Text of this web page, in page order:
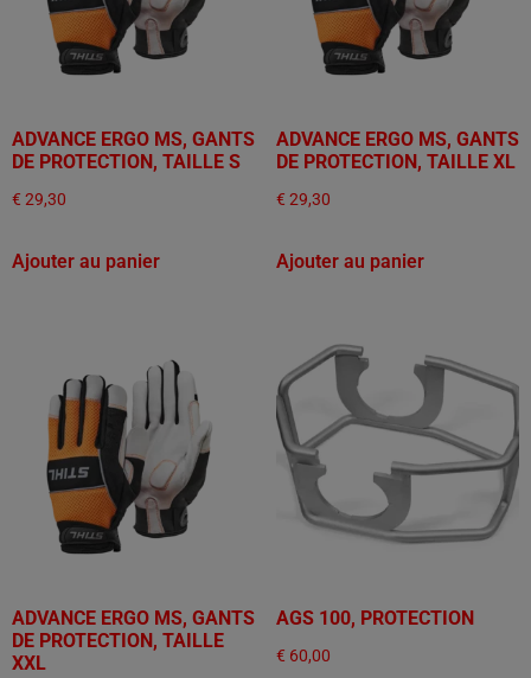
ADVANCE ERGO MS, GANTS
DE PROTECTION, TAILLE S
€ 29,30
Ajouter au panier
ADVANCE ERGO MS, GANTS
DE PROTECTION, TAILLE XL
€ 29,30
Ajouter au panier
ADVANCE ERGO MS, GANTS
DE PROTECTION, TAILLE
XXL
AGS 100, PROTECTION
€ 60,00